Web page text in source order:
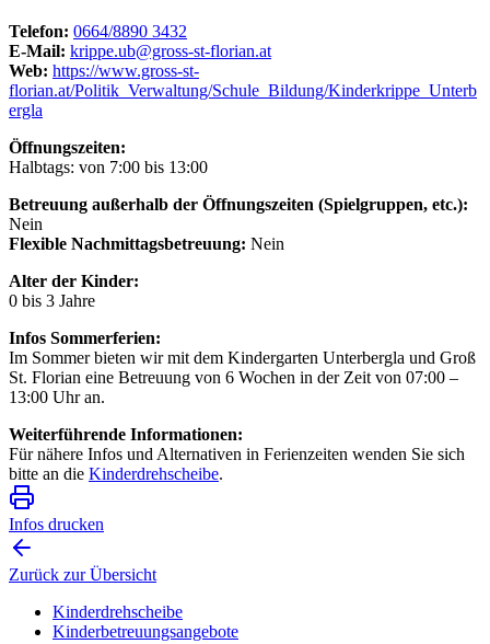
Telefon: 0664/8890 3432
E-Mail: krippe.ub@gross-st-florian.at
Web: https://www.gross-st-
florian.at/Politik_Verwaltung/Schule_Bildung/Kinderkrippe_Unterb
ergla
Öffnungszeiten:
Halbtags: von 7:00 bis 13:00
Betreuung außerhalb der Öffnungszeiten (Spielgruppen, etc.):
Nein
Flexible Nachmittagsbetreuung: Nein
Alter der Kinder:
0 bis 3 Jahre
Infos Sommerferien:
Im Sommer bieten wir mit dem Kindergarten Unterbergla und Groß
St. Florian eine Betreuung von 6 Wochen in der Zeit von 07:00 –
13:00 Uhr an.
Weiterführende Informationen:
Für nähere Infos und Alternativen in Ferienzeiten wenden Sie sich
bitte an die Kinderdrehscheibe.
Infos drucken
Zurück zur Übersicht
Kinderdrehscheibe
Kinderbetreuungs­angebote